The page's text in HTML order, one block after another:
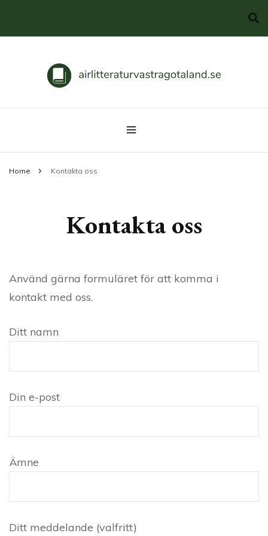
airlitteraturvastragotaland.se
Svenska klassiker
Home Kontakta oss
Kontakta oss
Använd gärna formuläret för att komma i
kontakt med oss.
Ditt namn
Din e-post
Ämne
Ditt meddelande (valfritt)